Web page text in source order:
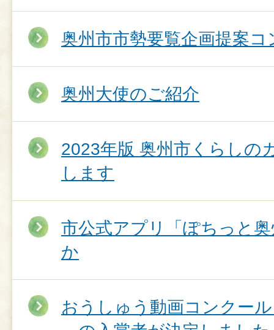
奥州市市勢要覧企画提案
奥州大使のご紹介
2023年版 奥州市くらしの
します
市公式アプリ「ぽちっと
か
おうしゅう動画コンクー